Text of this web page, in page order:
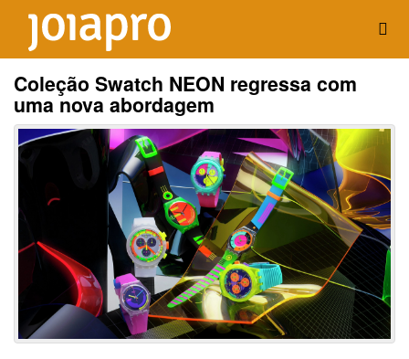
Coleção Swatch NEON regressa com
uma nova abordagem